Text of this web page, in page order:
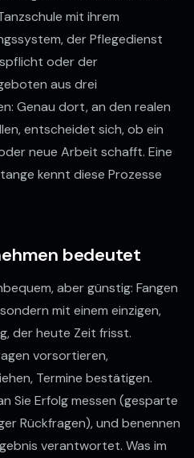
mit ihrem
der Pflegedienst
oder der
aus drei
Genau dort, an den realen
entscheidet sich, ob ein
neue Arbeit schafft. Eine
kennt diese Prozesse
bedeutet
aber günstig: Fangen
mit einem einzigen,
der heute Zeit frisst.
vorsortieren,
Termine bestätigen.
Sie Erfolg messen (gesparte
Rückfragen), und benennen
verantwortet. Was im